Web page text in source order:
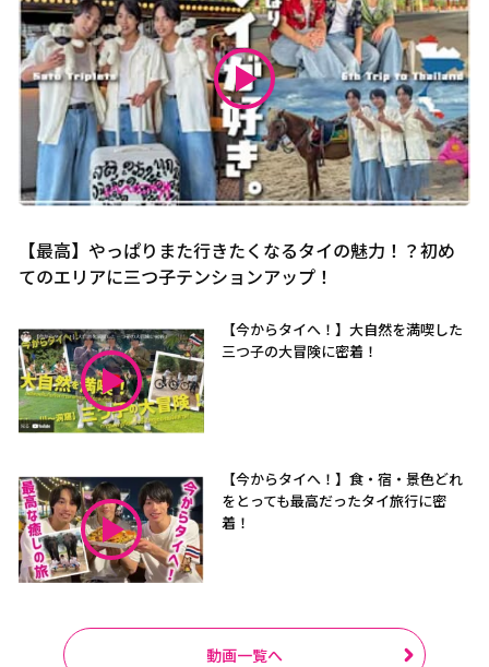
【最高】やっぱりまた行きたくなるタイの魅力！？初め
てのエリアに三つ子テンションアップ！
【今からタイへ！】大自然を満喫した
三つ子の大冒険に密着！
【今からタイへ！】食・宿・景色どれ
をとっても最高だったタイ旅行に密
着！
動画一覧へ